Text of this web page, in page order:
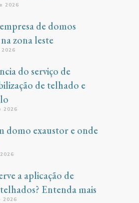
2026
de domos
zona leste
do serviço de
de telhado e
2026
domo exaustor e onde
a aplicação de
Entenda mais